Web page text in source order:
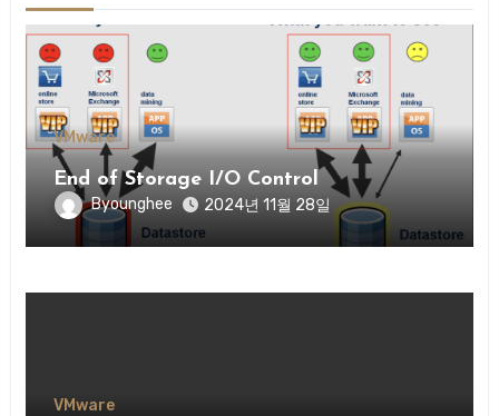
VMware
End of Storage I/O Control
Byounghee 2024년 11월 28일
VMware